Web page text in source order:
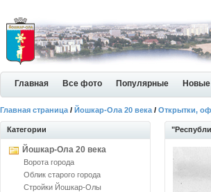
Главная Все фото Популярные Новые
Главная страница / Йошкар-Ола 20 века / Открытки,
Категории
Йошкар-Ола 20 века
Ворота города
Облик старого города
Стройки Йошкар-Олы